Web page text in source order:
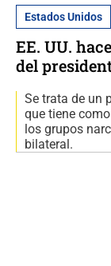
Estados Unidos
EE. UU.
del
Se trata de un
que tiene
los grupos
bilateral.